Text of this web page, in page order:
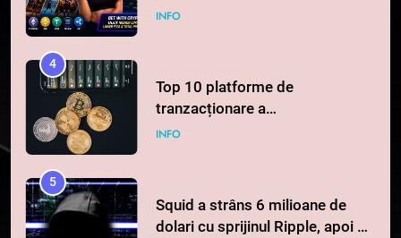
INFO
4
Top 10 platforme de
tranzacționare a
criptomonedelor în 2026
INFO
5
Squid a strâns 6 milioane de
dolari cu sprijinul Ripple, apoi a